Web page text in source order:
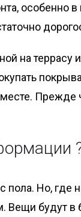
особенно
на
Прежде
Но, где
Вещи будут